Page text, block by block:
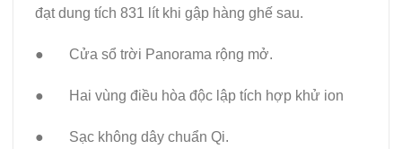
đạt dung tích 831 lít khi gập hàng ghế sau.
● Cửa sổ trời Panorama rộng mở.
● Hai vùng điều hòa độc lập tích hợp khử ion
● Sạc không dây chuẩn Qi.